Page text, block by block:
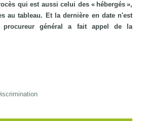
qui est aussi celui des « hébergés »,
au tableau. Et la dernière en date n'est
général a fait appel de la